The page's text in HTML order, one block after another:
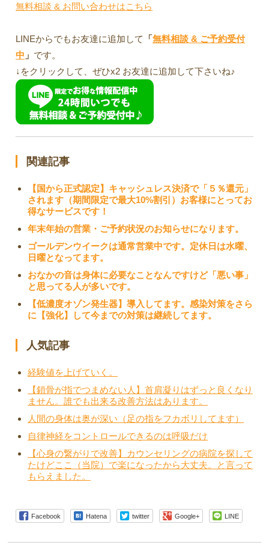
無料相談 & お問い合わせはこちら
LINEからでもお友達に追加して 「無料相談 & ご予約受付
中 」 です。
↓をクリックして、ぜひx2 お友達に追加して下さいね♪
関連記事
【国から正式認定】キャッシュレス決済で「５％還元」
されます（期間限定で最大10%割引）お客様にとってお
得なサービスです！
年末年始の営業・ご予約状況のお知らせになります。
ゴールデンウイークは通常営業中です。定休日は水曜、
日曜となってます。
おなかの音は身体に必要なことなんですけど「悪い事」
と思ってる人が多いです。
【低濃度オゾン発生器】導入してます。感染対策をさら
に【強化】して今までの対策は継続してます。
人気記事
経験値を上げていく。
【鎖骨が指でつまめない人】首肩凝りはずっと良くなり
ません。誰でも出来る改善方法はあります。
人間の身体は奥が深い（足の指をフカボリしてます）
自律神経をコントロールできるのは呼吸だけ
【心身の繋がりで改善】カウンセリングの病院を探して
たけどここ（当院）で楽になったから大丈夫。と言って
もらえました。
Facebook Hatena twitter Google+ LINE